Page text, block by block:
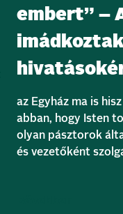
embert” –
az Egyház ma is
abban, hogy Isten
olyan pásztorok
és vezetőként